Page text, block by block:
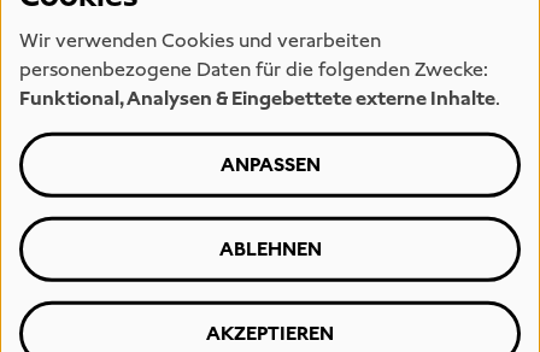
Wir verwenden Cookies und verarbeiten
personenbezogene Daten für die folgenden Zwecke:
Funktional, Analysen & Eingebettete externe Inhalte.
ANPASSEN
ABLEHNEN
AKZEPTIEREN